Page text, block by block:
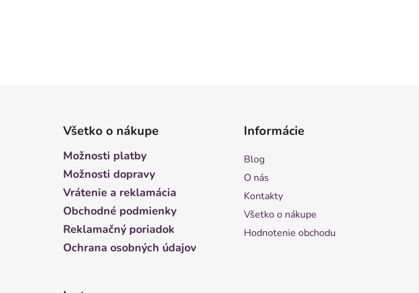
Všetko o nákupe
Možnosti platby
Možnosti dopravy
Vrátenie a reklamácia
Obchodné podmienky
Reklamačný poriadok
Ochrana osobných údajov
Informácie
Blog
O nás
Kontakty
Všetko o nákupe
Hodnotenie obchodu